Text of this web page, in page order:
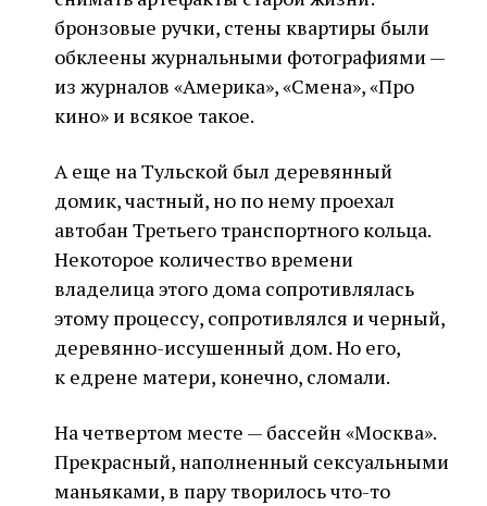
бронзовые ручки, стены квартиры были
обклеены журнальными фотографиями —
из журналов «Америка», «Смена», «Про
кино» и всякое такое.
А еще на Тульской был деревянный
домик, частный, но по нему проехал
автобан Третьего транспортного кольца.
Некоторое количество времени
владелица этого дома сопротивлялась
этому процессу, сопротивлялся и черный,
деревянно-иссушенный дом. Но его,
к едрене матери, конечно, сломали.
На четвертом месте — бассейн «Москва».
Прекрасный, наполненный сексуальными
маньяками, в пару творилось что-то